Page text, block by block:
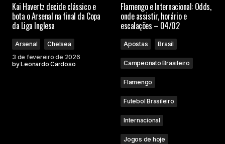
Kai Havertz decide clássico e
bota o Arsenal na final da Copa
da Liga Inglesa
Arsenal
Chelsea
3 de fevereiro de 2026
byLeonardo Cardoso
Flamengo e Internacional: Odds,
onde assistir, horário e
escalações – 04/02
Apostas Brasil
Campeonato Brasileiro
Flamengo
Futebol Brasileiro
Internacional
Jogos de hoje